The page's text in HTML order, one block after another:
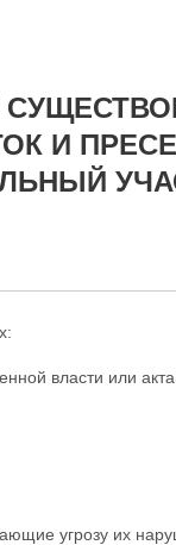
И
власти или
угрозу их